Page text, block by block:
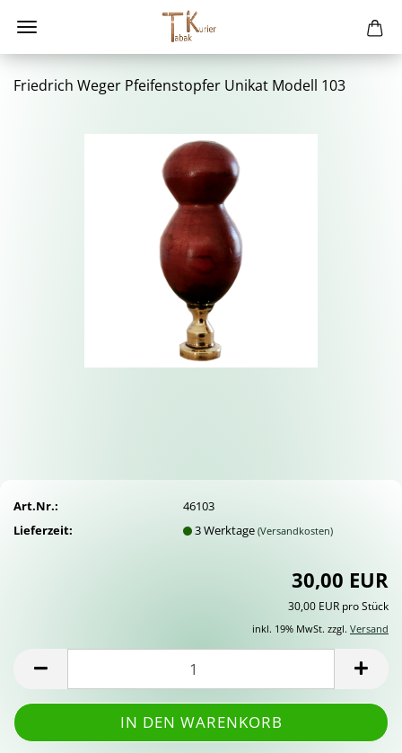
Fried­rich Weger Pfei­fen­st­op­fer Uni­kat Mo­dell 103
Art.Nr.:
46103
Lieferzeit:
3 Werktage(Versandkosten)
30,00 EUR
30,00 EUR pro Stück
inkl. 19% MwSt. zzgl. Versand